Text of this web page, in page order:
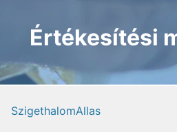
Értékesítési
SzigethalomAllas